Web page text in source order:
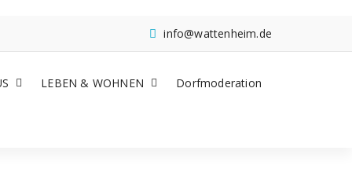
info@wattenheim.de
LEBEN & WOHNEN Dorfmoderation